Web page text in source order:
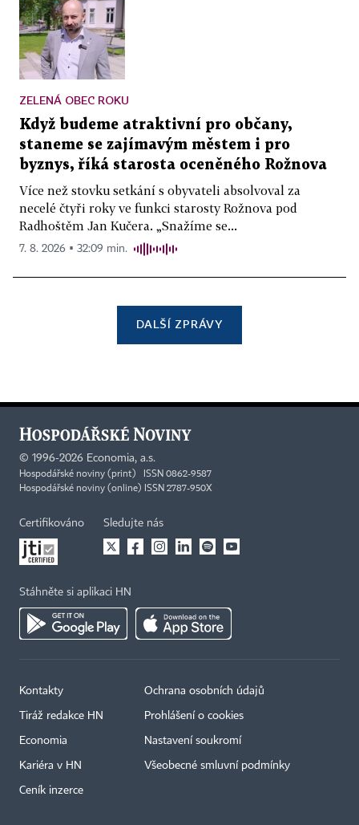
ZELENÁ OBEC ROKU
Když budeme atraktivní pro občany,
staneme se zajímavým městem i pro
byznys, říká starosta oceněného Rožnova
Více než stovku setkání s obyvateli absolvoval za
necelé čtyři roky ve funkci starosty Rožnova pod
Radhoštěm Jan Kučera. „Snažíme se...
7. 8. 2026 ▪ 32:09 min.
DALŠÍ ZPRÁVY
© 1996-2026 Economia, a.s.
Hospodářské noviny (print) ISSN 0862-9587
Hospodářské noviny (online) ISSN 2787-950X
Certifikováno Sledujte nás
Stáhněte si aplikaci HN
Kontakty
Tiráž redakce HN
Economia
Kariéra v HN
Ceník inzerce
Ochrana osobních údajů
Prohlášení o cookies
Nastavení soukromí
Všeobecné smluvní podmínky